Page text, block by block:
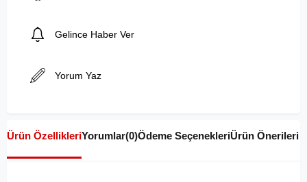
Gelince Haber Ver
Yorum Yaz
Ürün ÖzellikleriYorumlar(0)Ödeme SeçenekleriÜrün Önerileri